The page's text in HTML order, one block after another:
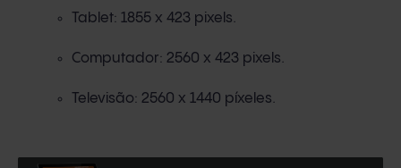
Tablet: 1855 x 423 pixels.
Computador: 2560 x 423 pixels.
Televisão: 2560 x 1440 píxeles.